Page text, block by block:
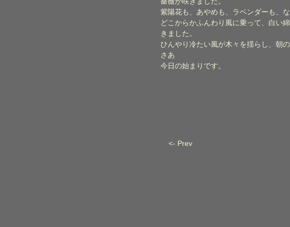
紫陽花も、あやめも、ラベンダーも、な
どこからかふんわり風に乗って、白い
きました。
ひんやり冷たい風が木々を揺らし、朝
さあ
今日の始まりです。
<- Prev